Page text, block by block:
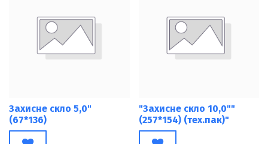
Захисне скло 5,0"
(67*136)
"Захисне скло 10,0""
(257*154) (тех.пак)"